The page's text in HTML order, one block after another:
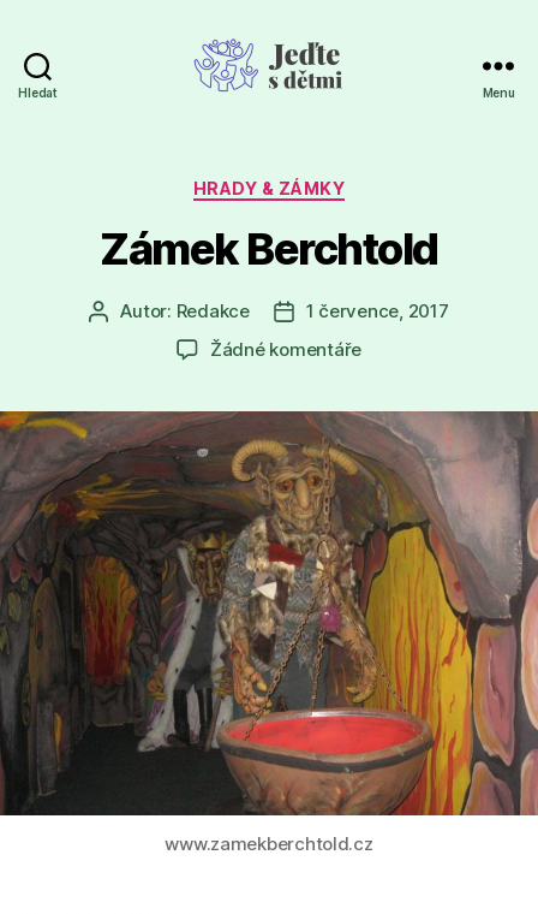
Hledat Menu
Rubriky
HRADY & ZÁMKY
Zámek Berchtold
Autor
příspěvku
Autor: Redakce
Datum
příspěvku
1 července, 2017
Žádné komentářeu
názvem
Zámek
Berchtold
www.zamekberchtold.cz